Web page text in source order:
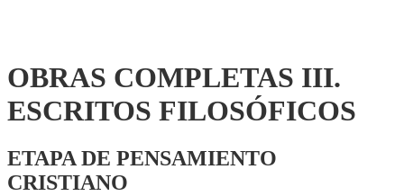
OBRAS COMPLETAS III.
ESCRITOS FILOSÓFICOS
ETAPA DE PENSAMIENTO
CRISTIANO